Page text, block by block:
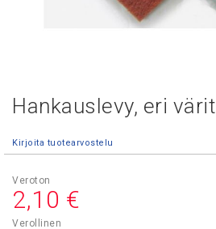
Hankauslevy, eri värit
Kirjoita tuotearvostelu
2,10 €
Skip
beginning
the
images
gallery